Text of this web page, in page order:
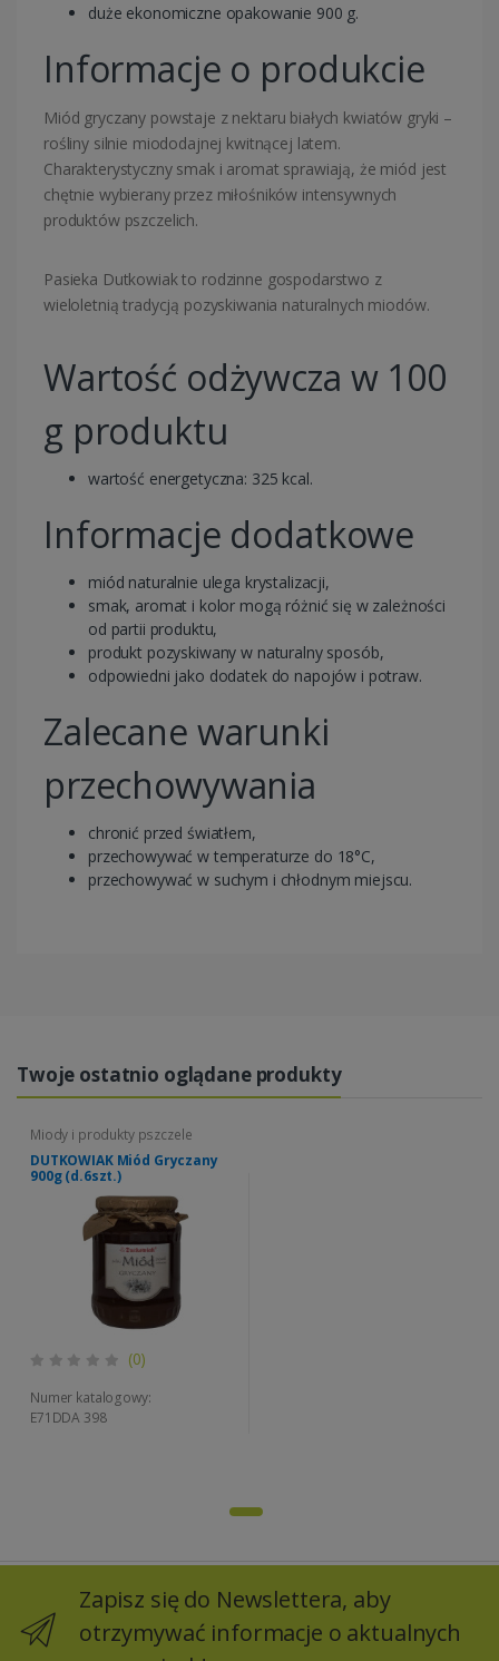
duże ekonomiczne opakowanie 900 g.
Informacje o produkcie
Miód gryczany powstaje z nektaru białych kwiatów gryki –
rośliny silnie miododajnej kwitnącej latem.
Charakterystyczny smak i aromat sprawiają, że miód jest
chętnie wybierany przez miłośników intensywnych
produktów pszczelich.
Pasieka Dutkowiak to rodzinne gospodarstwo z
wieloletnią tradycją pozyskiwania naturalnych miodów.
Wartość odżywcza w 100
g produktu
wartość energetyczna: 325 kcal.
Informacje dodatkowe
miód naturalnie ulega krystalizacji,
smak, aromat i kolor mogą różnić się w zależności
od partii produktu,
produkt pozyskiwany w naturalny sposób,
odpowiedni jako dodatek do napojów i potraw.
Zalecane warunki
przechowywania
chronić przed światłem,
przechowywać w temperaturze do 18°C,
przechowywać w suchym i chłodnym miejscu.
Twoje ostatnio oglądane produkty
Miody i produkty pszczele
DUTKOWIAK Miód Gryczany
900g (d.6szt.)
(0)
Numer katalogowy:
E71DDA 398
Zapisz się do Newslettera, aby
otrzymywać informacje o aktualnych